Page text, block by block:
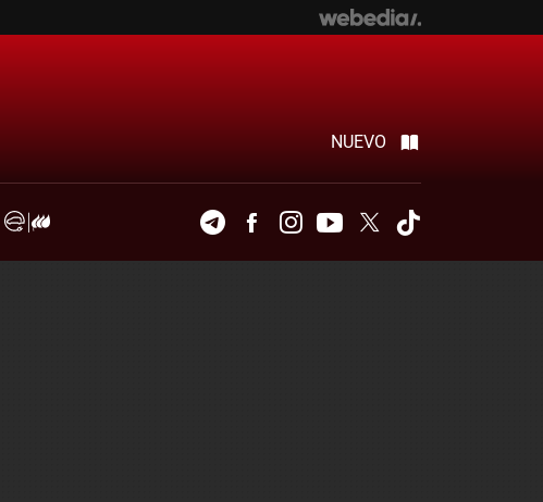
NUEVO
TelegramFacebookInstagramYoutubeTwitter